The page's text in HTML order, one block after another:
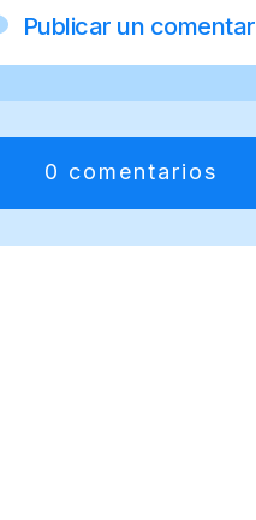
Publicar un
0 comentarios